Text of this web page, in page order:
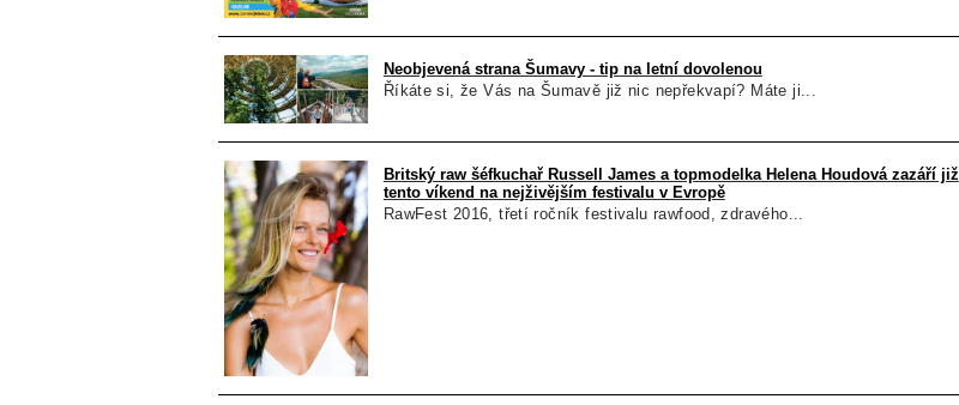
Neobjevená strana Šumavy - tip na letní dovolenou
Říkáte si, že Vás na Šumavě již nic nepřekvapí? Máte ji...
Britský raw šéfkuchař Russell James a topmodelka Helena Houdová zazáří již
tento víkend na nejživějším festivalu v Evropě
RawFest 2016, třetí ročník festivalu rawfood, zdravého...